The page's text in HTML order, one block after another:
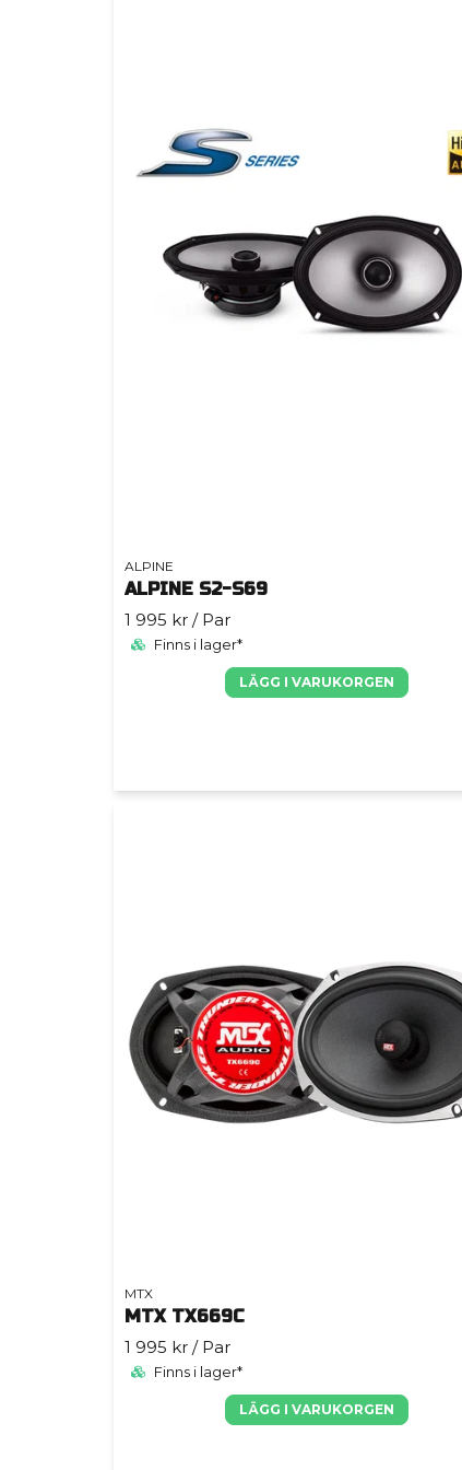
ALPINE
ALPINE S2-S69
1 995 kr / Par
Finns i lager*
LÄGG I VARUKORGEN
MTX
MTX TX669C
1 995 kr / Par
Finns i lager*
LÄGG I VARUKORGEN